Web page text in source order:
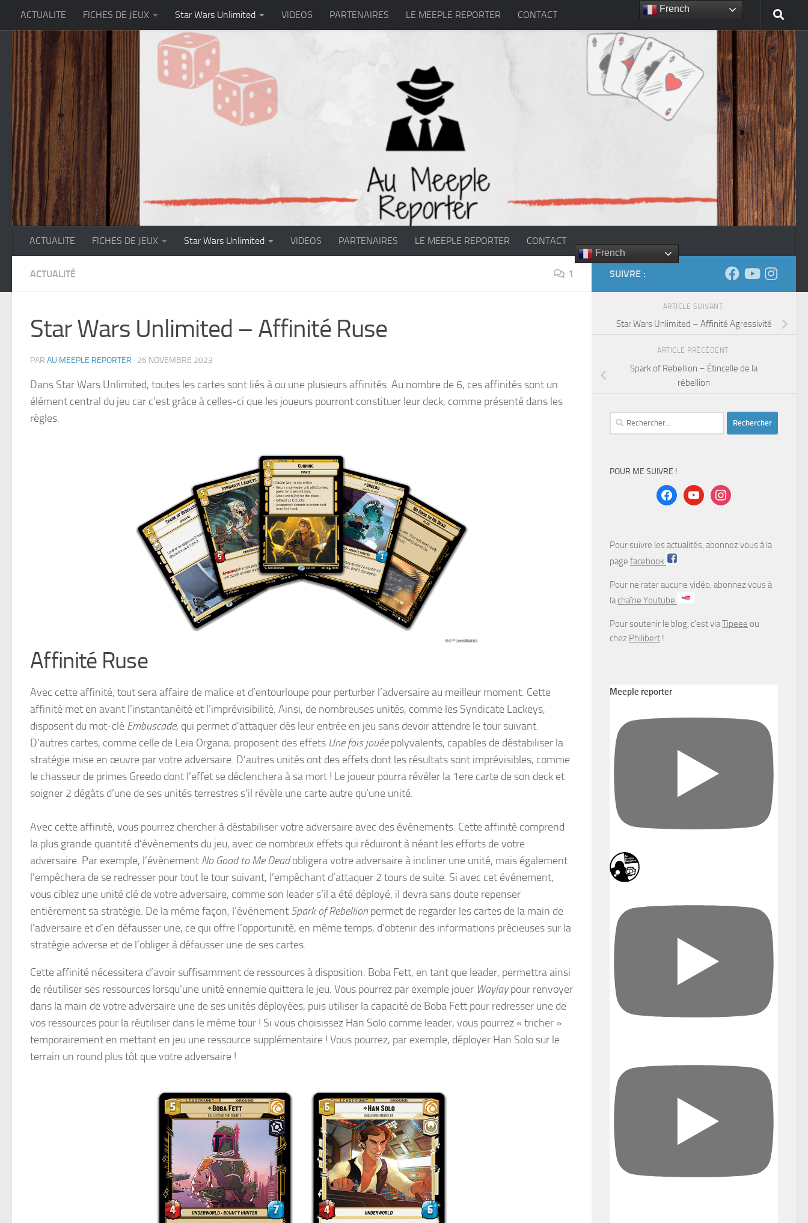
Skip to content
ACTUALITE FICHES DE JEUX Star Wars Unlimited VIDEOS PARTENAIRES LE MEEPLE REPORTER CONTACT
ACTUALITE FICHES DE JEUX Star Wars Unlimited VIDEOS PARTENAIRES LE MEEPLE REPORTER CONTACT
French
ACTUALITÉ 1
Star Wars Unlimited – Affinité Ruse
PAR AU MEEPLE REPORTER · 26 NOVEMBRE 2023
Dans Star Wars Unlimited, toutes les cartes sont liés à ou une plusieurs affinités. Au nombre de 6, ces affinités sont un
élément central du jeu car c’est grâce à celles-ci que les joueurs pourront constituer leur deck, comme présenté dans les
règles.
Affinité Ruse
Avec cette affinité, tout sera affaire de malice et d’entourloupe pour perturber l’adversaire au meilleur moment. Cette
affinité met en avant l’instantanéité et l’imprévisibilité. Ainsi, de nombreuses unités, comme les Syndicate Lackeys,
disposent du mot-clé Embuscade, qui permet d’attaquer dès leur entrée en jeu sans devoir attendre le tour suivant.
D’autres cartes, comme celle de Leia Organa, proposent des effets Une fois jouéepolyvalents, capables de déstabiliser la
stratégie mise en œuvre par votre adversaire. D’autres unités ont des effets dont les résultats sont imprévisibles, comme
le chasseur de primes Greedo dont l’effet se déclenchera à sa mort ! Le joueur pourra révéler la 1ere carte de son deck et
soigner 2 dégâts d’une de ses unités terrestres s’il révèle une carte autre qu’une unité.
Avec cette affinité, vous pourrez chercher à déstabiliser votre adversaire avec des évènements. Cette affinité comprend
la plus grande quantité d’évènements du jeu, avec de nombreux effets qui réduiront à néant les efforts de votre
adversaire. Par exemple, l’évènement No Good to Me Deadobligera votre adversaire à incliner une unité, mais également
l’empêchera de se redresser pour tout le tour suivant, l’empêchant d’attaquer 2 tours de suite. Si avec cet événement,
vous ciblez une unité clé de votre adversaire, comme son leader s’il a été déployé, il devra sans doute repenser
entièrement sa stratégie. De la même façon, l’événement Spark of Rebellion permet de regarder les cartes de la main de
l’adversaire et d’en défausser une, ce qui offre l’opportunité, en même temps, d’obtenir des informations précieuses sur la
stratégie adverse et de l’obliger à défausser une de ses cartes.
Cette affinité nécessitera d’avoir suffisamment de ressources à disposition. Boba Fett, en tant que leader, permettra ainsi
de réutiliser ses ressources lorsqu’une unité ennemie quittera le jeu. Vous pourrez par exemple jouer Waylaypour renvoyer
dans la main de votre adversaire une de ses unités déployées, puis utiliser la capacité de Boba Fett pour redresser une de
vos ressources pour la réutiliser dans le même tour ! Si vous choisissez Han Solo comme leader, vous pourrez « tricher »
temporairement en mettant en jeu une ressource supplémentaire ! Vous pourrez, par exemple, déployer Han Solo sur le
terrain un round plus tôt que votre adversaire !
SUIVRE :
ARTICLE SUIVANT
Star Wars Unlimited – Affinité Agressivité
ARTICLE PRÉCÉDENT
Spark of Rebellion – Étincelle de la
rébellion
Rechercher :
POUR ME SUIVRE !
facebookyoutubeinstagram
Pour suivre les actualités, abonnez vous à la
page facebook
Pour ne rater aucune vidéo, abonnez vous à
la chaîne Youtube
Pour soutenir le blog, c’est viaTipeee ou
chez Philibert !
Meeple reporter
French